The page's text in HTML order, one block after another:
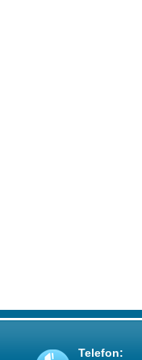
Telefon: